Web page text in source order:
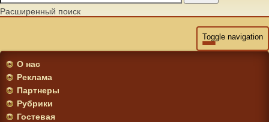
Расширенный поиск
Toggle navigation
О нас
Реклама
Партнеры
Рубрики
Гостевая